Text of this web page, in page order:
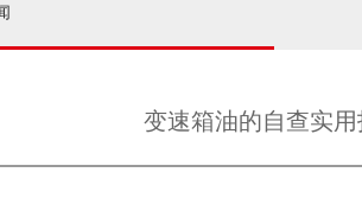
变速箱油的自查实用